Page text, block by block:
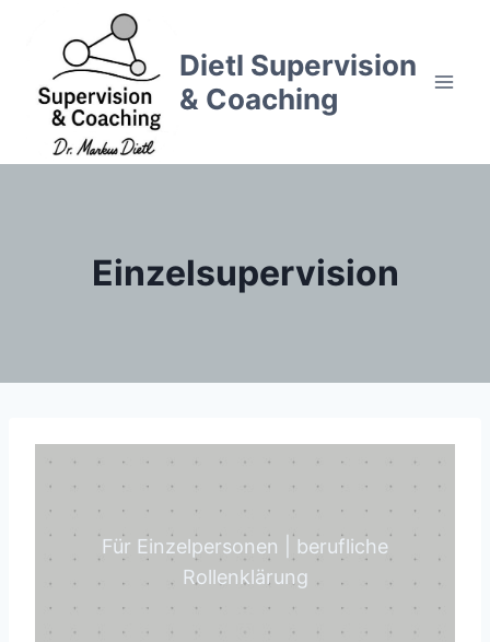
springen
Dietl Supervision
& Coaching
Einzelsupervision
Für Einzelpersonen | berufliche
Rollenklärung